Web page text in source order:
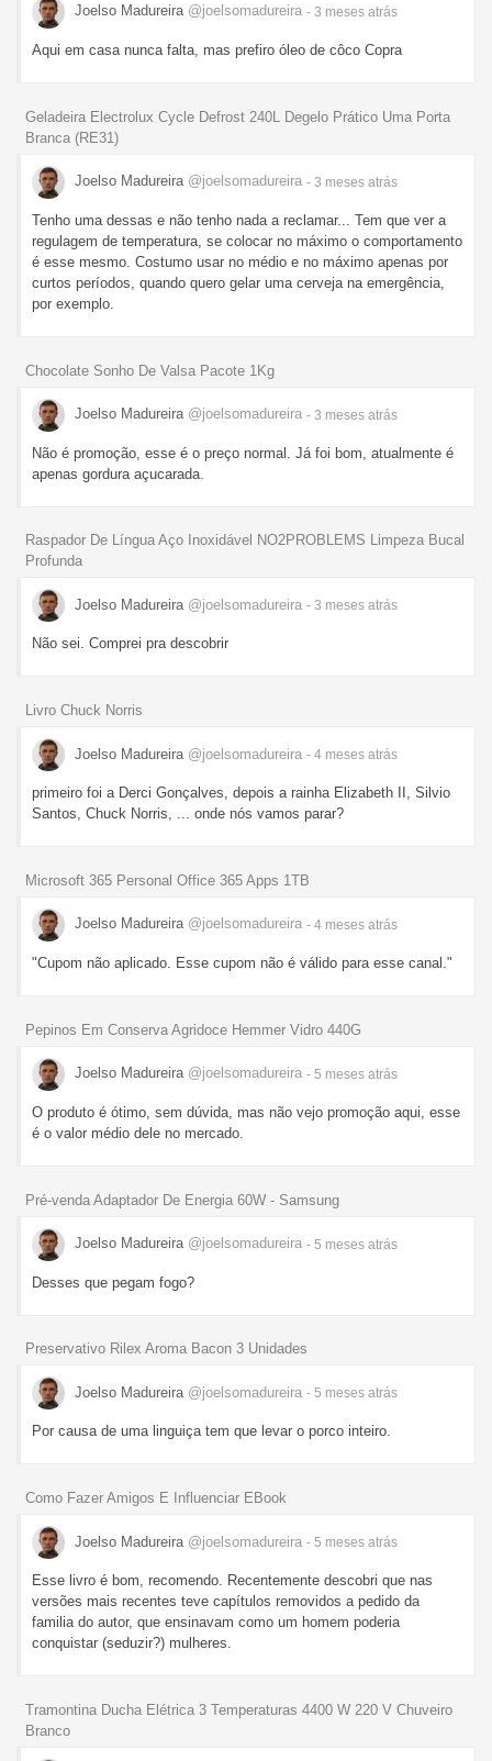
Joelso Madureira @joelsomadureira - 3 meses atrás
Aqui em casa nunca falta, mas prefiro óleo de côco Copra
Geladeira Electrolux Cycle Defrost 240L Degelo Prático Uma Porta
Branca (RE31)
Joelso Madureira @joelsomadureira - 3 meses atrás
Tenho uma dessas e não tenho nada a reclamar... Tem que ver a
regulagem de temperatura, se colocar no máximo o comportamento
é esse mesmo. Costumo usar no médio e no máximo apenas por
curtos períodos, quando quero gelar uma cerveja na emergência,
por exemplo.
Chocolate Sonho De Valsa Pacote 1Kg
Joelso Madureira @joelsomadureira - 3 meses atrás
Não é promoção, esse é o preço normal. Já foi bom, atualmente é
apenas gordura açucarada.
Raspador De Língua Aço Inoxidável NO2PROBLEMS Limpeza Bucal
Profunda
Joelso Madureira @joelsomadureira - 3 meses atrás
Não sei. Comprei pra descobrir
Livro Chuck Norris
Joelso Madureira @joelsomadureira - 4 meses atrás
primeiro foi a Derci Gonçalves, depois a rainha Elizabeth II, Silvio
Santos, Chuck Norris, ... onde nós vamos parar?
Microsoft 365 Personal Office 365 Apps 1TB
Joelso Madureira @joelsomadureira - 4 meses atrás
"Cupom não aplicado. Esse cupom não é válido para esse canal."
Pepinos Em Conserva Agridoce Hemmer Vidro 440G
Joelso Madureira @joelsomadureira - 5 meses atrás
O produto é ótimo, sem dúvida, mas não vejo promoção aqui, esse
é o valor médio dele no mercado.
Pré-venda Adaptador De Energia 60W - Samsung
Joelso Madureira @joelsomadureira - 5 meses atrás
Desses que pegam fogo?
Preservativo Rilex Aroma Bacon 3 Unidades
Joelso Madureira @joelsomadureira - 5 meses atrás
Por causa de uma linguiça tem que levar o porco inteiro.
Como Fazer Amigos E Influenciar EBook
Joelso Madureira @joelsomadureira - 5 meses atrás
Esse livro é bom, recomendo. Recentemente descobri que nas
versões mais recentes teve capítulos removidos a pedido da
familia do autor, que ensinavam como um homem poderia
conquistar (seduzir?) mulheres.
Tramontina Ducha Elétrica 3 Temperaturas 4400 W 220 V Chuveiro
Branco